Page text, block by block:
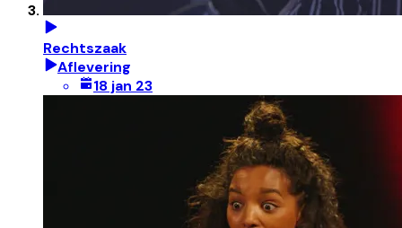
Rechtszaak
Aflevering
18 jan 23